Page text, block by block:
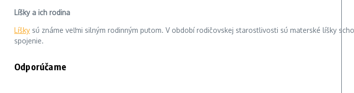
Líšky a ich rodina
Líšky sú známe veľmi silným rodinným putom. V období rodičovskej starostlivosti sú materské líšky
spojenie.
Odporúčame